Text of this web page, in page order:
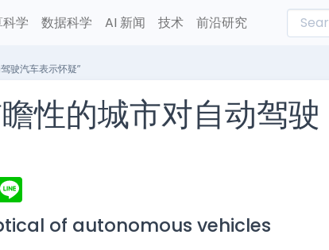
学 数据科学 AI 新闻 技术 前沿研究
驶汽车表示怀疑”
性的城市对自动驾驶
e of autonomous vehicles